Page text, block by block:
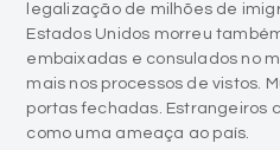
legalização de milhões de
Estados Unidos morreu
embaixadas e consulados no
mais nos processos de vistos.
portas fechadas. Estrangeiros
como uma ameaça ao país.